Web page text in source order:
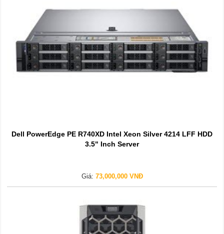
Dell PowerEdge PE R740XD Intel Xeon Silver 4214 LFF HDD
3.5" Inch Server
Giá: 73,000,000 VNĐ